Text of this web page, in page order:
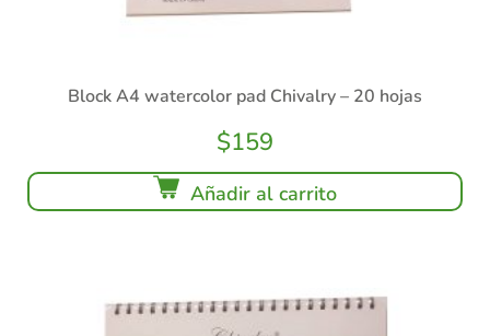
Block A4 watercolor pad Chivalry – 20 hojas
$159
Añadir al carrito